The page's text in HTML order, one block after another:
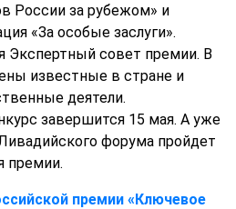
России за рубежом» и
«За особые заслуги».
Экспертный совет премии. В
известные в стране и
деятели.
завершится 15 мая. А уже
форума пройдет
премии.
премии «Ключевое